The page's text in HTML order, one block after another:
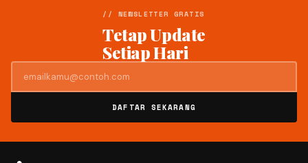
// NEWSLETTER GRATIS
Tetap Update
Setiap Hari
DAFTAR SEKARANG